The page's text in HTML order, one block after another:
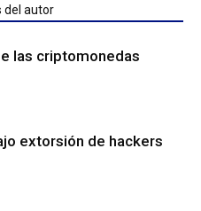
del autor
las criptomonedas
extorsión de hackers